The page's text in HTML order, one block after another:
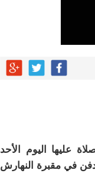
عليها اليوم الأحد
بجامع الأمير سلطان في تمام الساعة ٠٣،٢٣ مساء والدفن في مقبرة النهارش